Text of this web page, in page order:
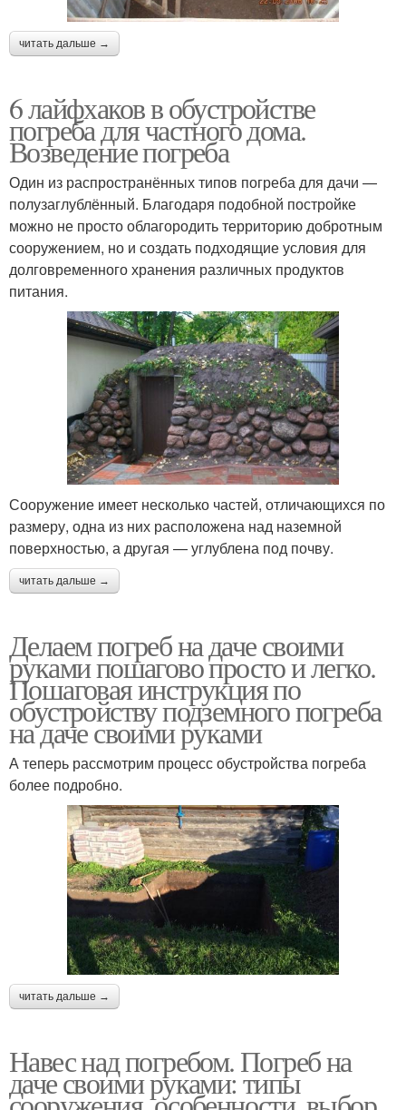
читать дальше →
6 лайфхаков в обустройстве
погреба для частного дома.
Возведение погреба
Один из распространённых типов погреба для дачи —
полузаглублённый. Благодаря подобной постройке
можно не просто облагородить территорию добротным
сооружением, но и создать подходящие условия для
долговременного хранения различных продуктов
питания.
Сооружение имеет несколько частей, отличающихся по
размеру, одна из них расположена над наземной
поверхностью, а другая — углублена под почву.
читать дальше →
Делаем погреб на даче своими
руками пошагово просто и легко.
Пошаговая инструкция по
обустройству подземного погреба
на даче своими руками
А теперь рассмотрим процесс обустройства погреба
более подробно.
читать дальше →
Навес над погребом. Погреб на
даче своими руками: типы